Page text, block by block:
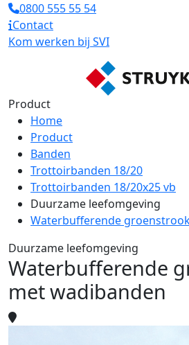
0800 555 55 54
Contact
Kom werken bij SVI
Product
Home
Product
Banden
Trottoirbanden 18/20
Trottoirbanden 18/20x25 vb
Duurzame leefomgeving
Waterbufferende
Duurzame leefomgeving
Waterbufferende
met wadibanden